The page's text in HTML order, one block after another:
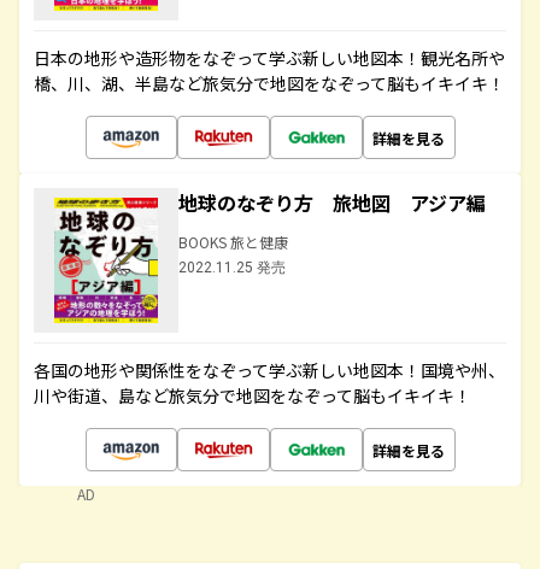
日本の地形や造形物をなぞって学ぶ新しい地図本！観光名所や
橋、川、湖、半島など旅気分で地図をなぞって脳もイキイキ！
詳細を見る
地球のなぞり方 旅地図 アジア編
BOOKS 旅と健康
2022.11.25 発売
各国の地形や関係性をなぞって学ぶ新しい地図本！国境や州、
川や街道、島など旅気分で地図をなぞって脳もイキイキ！
詳細を見る
AD